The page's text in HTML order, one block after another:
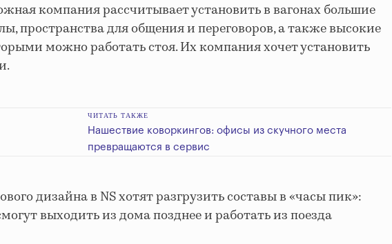
компания рассчитывает установить в вагонах большие
пространства для общения и переговоров, а также высокие
можно работать стоя. Их компания хочет установить
ЧИТАТЬ ТАКЖЕ
Нашествие коворкингов: офисы из скучного места
превращаются в сервис
дизайна в NS хотят разгрузить составы в «часы пик»:
выходить из дома позднее и работать из поезда